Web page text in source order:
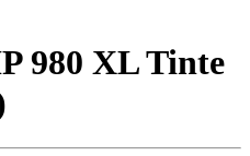
980 XL Tinte